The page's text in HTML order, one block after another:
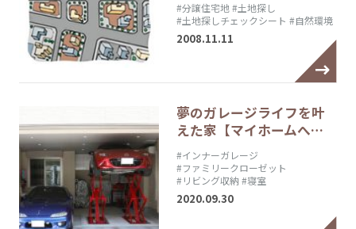
#分譲住宅地#土地探し
#土地探しチェックシート #自然環境
2008.11.11
夢のガレージライフを叶
えた家【マイホームへ…
#インナーガレージ
#ファミリークローゼット
#リビング収納 #寝室
2020.09.30